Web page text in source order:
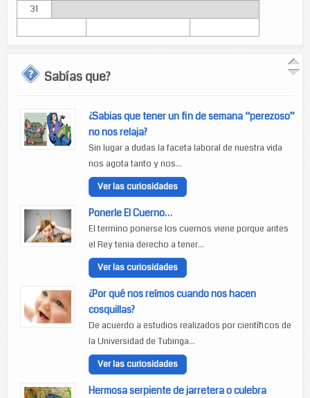
31
Sabías que?
¿Sabias que tener un fin de semana “perezoso”
no nos relaja?
Sin lugar a dudas la faceta laboral de nuestra vida
nos agota tanto y nos...
Ver las curiosidades
Ponerle El Cuerno…
El termino ponerse los cuernos viene porque antes
el Rey tenia derecho a tener...
Ver las curiosidades
¿Por qué nos reímos cuando nos hacen
cosquillas?
De acuerdo a estudios realizados por científicos de
la Universidad de Tubinga...
Ver las curiosidades
Hermosa serpiente de jarretera o culebra